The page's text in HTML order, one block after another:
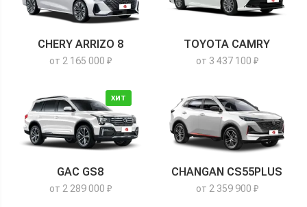
CHERY ARRIZO 8
от 2 165 000 ₽
TOYOTA CAMRY
от 3 437 100 ₽
ХИТ
GAC GS8
от 2 289 000 ₽
CHANGAN CS55PLUS
от 2 359 900 ₽